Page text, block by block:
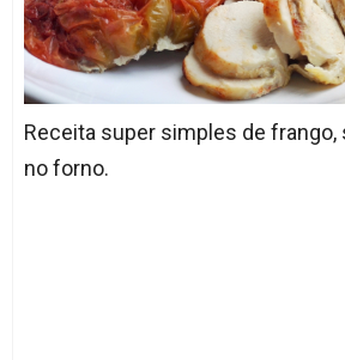
Receita super simples de frango,
no forno.